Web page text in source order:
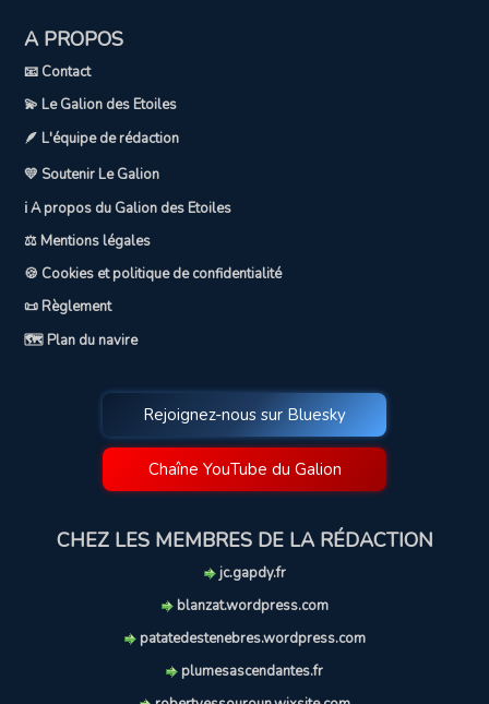
A PROPOS
📧 Contact
💫 Le Galion des Etoiles
🪶 L'équipe de rédaction
💛 Soutenir Le Galion
ℹ️ A propos du Galion des Etoiles
⚖️ Mentions légales
🍪 Cookies et politique de confidentialité
📜 Règlement
🗺️ Plan du navire
Rejoignez-nous sur Bluesky
Chaîne YouTube du Galion
CHEZ LES MEMBRES DE LA RÉDACTION
jc.gapdy.fr
blanzat.wordpress.com
patatedestenebres.wordpress.com
plumesascendantes.fr